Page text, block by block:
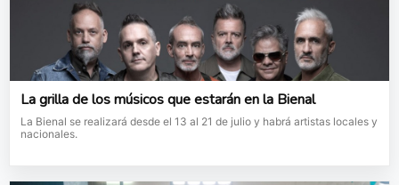
La grilla de los músicos que estarán en la Bienal
La Bienal se realizará desde el 13 al 21 de julio y habrá artistas locales y
nacionales.